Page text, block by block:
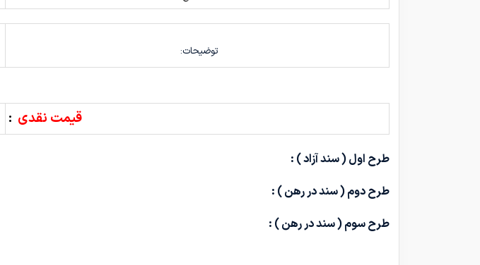
توضیحات:
قیمت نقدی :
طرح اول ( سند آزاد ) :
طرح دوم ( سند در رهن ) :
طرح سوم ( سند در رهن ) :